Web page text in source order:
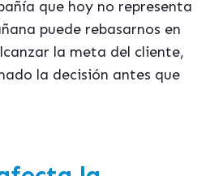
que hoy no representa
puede rebasarnos en
la meta del cliente,
la decisión antes que